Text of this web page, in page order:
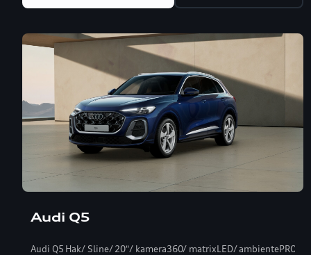
Audi Q5
Audi Q5 Hak/ Sline/ 20″/ kamera360/ matrixLED/ ambientePRO/